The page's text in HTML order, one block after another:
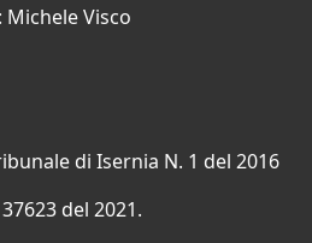
Visco
di Isernia N. 1 del 2016
del 2021.